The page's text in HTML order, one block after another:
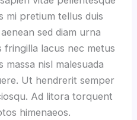
mi pretium tellus duis
sed diam urna
fringilla lacus nec metus
massa nisl malesuada
Ut hendrerit semper
Ad litora torquent
himenaeos.